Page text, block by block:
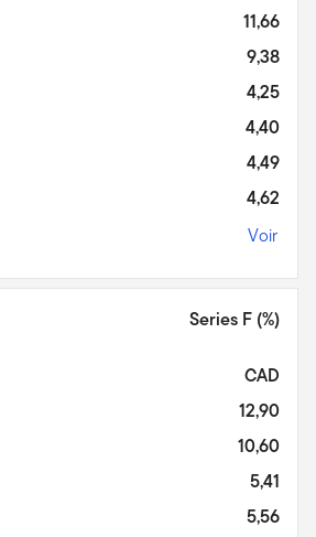
11,66
9,38
4,25
4,40
4,49
4,62
Voir
Series F (%)
CAD
12,90
10,60
5,41
5,56